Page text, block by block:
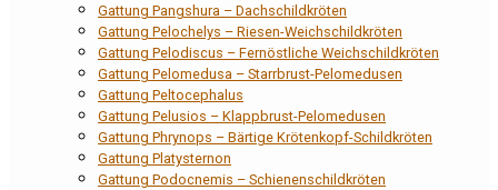
Gattung Pangshura – Dachschildkröten
Gattung Pelochelys – Riesen-Weichschildkröten
Gattung Pelodiscus – Fernöstliche Weichschildkröten
Gattung Pelomedusa – Starrbrust-Pelomedusen
Gattung Peltocephalus
Gattung Pelusios – Klappbrust-Pelomedusen
Gattung Phrynops – Bärtige Krötenkopf-Schildkröten
Gattung Platysternon
Gattung Podocnemis – Schienenschildkröten